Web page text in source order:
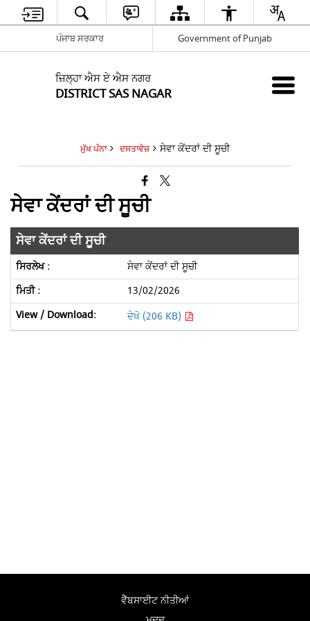
ਪੰਜਾਬ ਸਰਕਾਰ Government of Punjab
ਜ਼ਿਲ੍ਹਾ ਐਸ ਏ ਐਸ ਨਗਰ
DISTRICT SAS NAGAR
ਮੁੱਖ ਪੰਨਾ ਦਸਤਾਵੇਜ਼ ਸੇਵਾ ਕੇਂਦਰਾਂ ਦੀ ਸੂਚੀ
ਸੇਵਾ ਕੇਂਦਰਾਂ ਦੀ ਸੂਚੀ
ਸੇਵਾ ਕੇਂਦਰਾਂ ਦੀ ਸੂਚੀ
ਸੇਵਾ ਕੇਂਦਰਾਂ ਦੀ ਸੂਚੀ
13/02/2026
ਦੇਖੋ (206 KB)
ਵੈੱਬਸਾਈਟ ਨੀਤੀਆਂ